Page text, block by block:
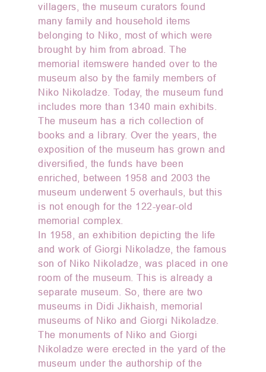
villagers, the museum curators found
many family and household items
belonging to Niko, most of which were
brought by him from abroad. The
memorial itemswere handed over to the
museum also by the family members of
Niko Nikoladze. Today, the museum fund
includes more than 1340 main exhibits.
The museum has a rich collection of
books and a library. Over the years, the
exposition of the museum has grown and
diversified, the funds have been
enriched, between 1958 and 2003 the
museum underwent 5 overhauls, but this
is not enough for the 122-year-old
memorial complex.
In 1958, an exhibition depicting the life
and work of Giorgi Nikoladze, the famous
son of Niko Nikoladze, was placed in one
room of the museum. This is already a
separate museum. So, there are two
museums in Didi Jikhaish, memorial
museums of Niko and Giorgi Nikoladze.
The monuments of Niko and Giorgi
Nikoladze were erected in the yard of the
museum under the authorship of the